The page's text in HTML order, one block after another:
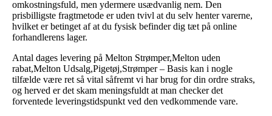
omkostningsfuld, men ydermere usædvanlig nem. Den
prisbilligste fragtmetode er uden tvivl at du selv henter varerne,
hvilket er betinget af at du fysisk befinder dig tæt på online
forhandlerens lager.
Antal dages levering på Melton Strømper,Melton uden
rabat,Melton Udsalg,Pigetøj,Strømper – Basis kan i nogle
tilfælde være ret så vital såfremt vi har brug for din ordre straks,
og herved er det skam meningsfuldt at man checker det
forventede leveringstidspunkt ved den vedkommende vare.